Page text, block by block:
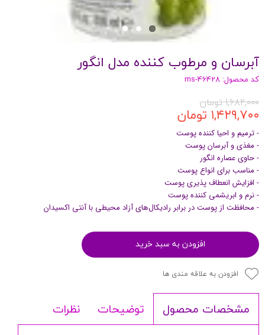
آبرسان و مرطوب کننده مدل انگور
کد محصول: ms-46428
۱,۶۸۲,۰۰۰ تومان
۱,۴۲۹,۷۰۰ تومان
- ترمیم و احیا کننده پوست
- مغذی و آبرسان پوست
- حاوی عصاره انگور
- مناسب برای انواع پوست
- افزایش انعطاف پذیری پوست
- نرم و ابریشمی کننده پوست
- محافظت از پوست در برابر رادیکال‌های آزاد محیطی با آنتی اکسیدان
افزودن به سبد خرید
افزودن به علاقه مندی ها
مشخصات محصول توضیحات نظرات